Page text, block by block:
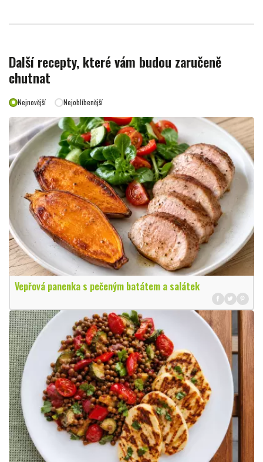
Další recepty, které vám budou zaručeně
chutnat
Nejnovější Nejoblíbenější
Vepřová panenka s pečeným batátem a salátek